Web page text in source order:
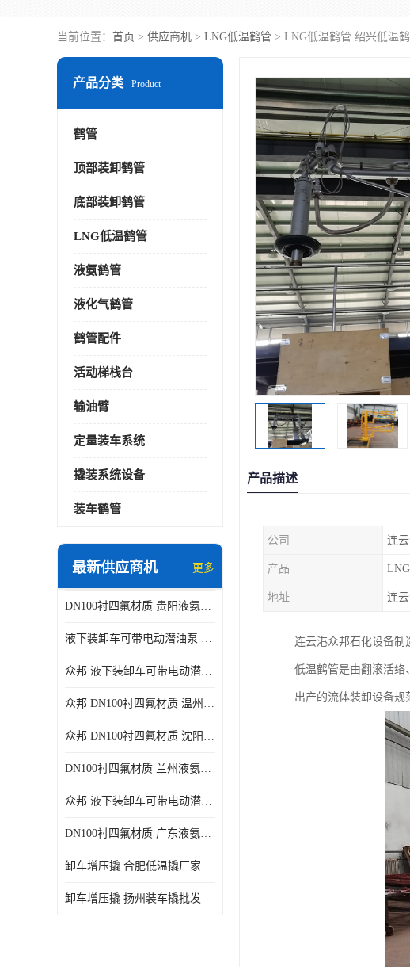
当前位置： 首页 > 供应商机 > LNG低温鹤管 > LNG低温鹤管 绍兴低温
产品分类 Product
鹤管
顶部装卸鹤管
底部装卸鹤管
LNG低温鹤管
液氨鹤管
液化气鹤管
鹤管配件
活动梯栈台
输油臂
定量装车系统
撬装系统设备
装车鹤管
最新供应商机 更多
DN100衬四氟材质 贵阳液氨鹤管供应商
液下装卸车可带电动潜油泵 贵阳液氨鹤管批发商
众邦 液下装卸车可带电动潜油泵 沈阳液氨鹤管批发商
众邦 DN100衬四氟材质 温州液氨鹤管批发商
众邦 DN100衬四氟材质 沈阳液氨鹤管批发商
DN100衬四氟材质 兰州液氨鹤管批发商
众邦 液下装卸车可带电动潜油泵 太原液氨鹤管厂商
DN100衬四氟材质 广东液氨鹤管厂商
卸车增压撬 合肥低温撬厂家
卸车增压撬 扬州装车撬批发
产品描述
公司 连
产品
地址 连
连云港众邦石化设备制
低温鹤管是由翻滚活络
出产的流体装卸设备规